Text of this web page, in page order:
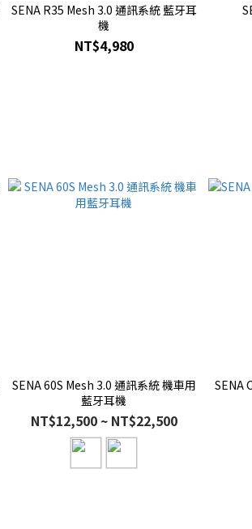
SENA R35 Mesh 3.0 通訊系統 藍牙耳
機
NT$4,980
SENA 60S Mesh 3.0 通訊系統 機車用
藍牙耳機
NT$12,500 ~ NT$22,500
SENA